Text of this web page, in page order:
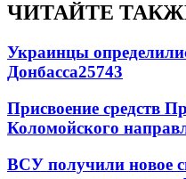
ЧИТАЙТЕ
Украинцы
Донбасса25743
Присвоение средств
Коломойского
ВСУ получили новое